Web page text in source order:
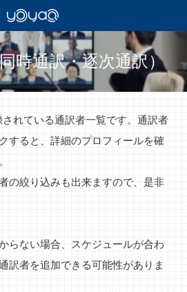
YOYAQ（予
訳）
時通訳・逐次通訳）
れている通訳者一覧です。通訳者
すると、詳細のプロフィールを確
の絞り込みも出来ますので、是非
らない場合、スケジュールが合わ
訳者を追加できる可能性がありま